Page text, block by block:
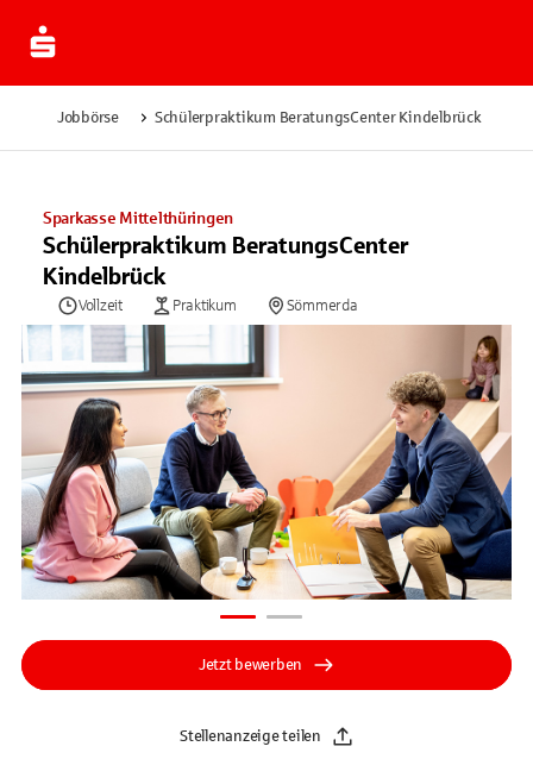
Jobbörse Schülerpraktikum BeratungsCenter Kindelbrück
Sparkasse Mittelthüringen
Schülerpraktikum BeratungsCenter
Kindelbrück
Vollzeit Praktikum Sömmerda
Jetzt bewerben
Stellenanzeige teilen